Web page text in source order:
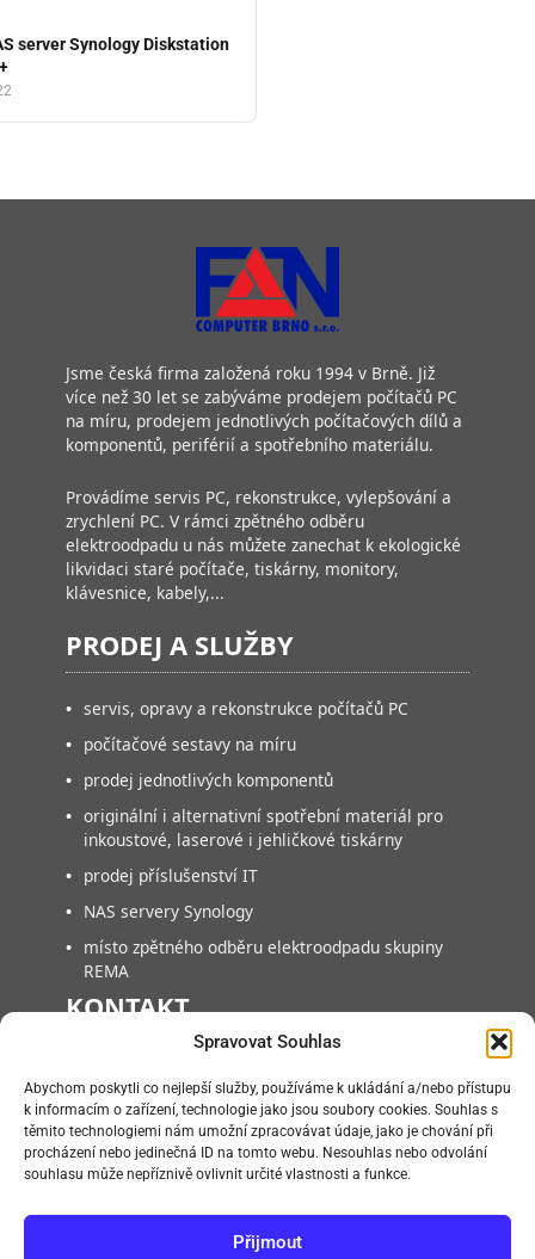
Spravovat Souhlas
Abychom poskytli co nejlepší služby, používáme k ukládání a/nebo přístupu
k informacím o zařízení, technologie jako jsou soubory cookies. Souhlas s
těmito technologiemi nám umožní zpracovávat údaje, jako je chování při
procházení nebo jedinečná ID na tomto webu. Nesouhlas nebo odvolání
souhlasu může nepříznivě ovlivnit určité vlastnosti a funkce.
Přijmout
server Synology Diskstation
Jsme česká firma založená roku 1994 v Brně. Již
více než 30 let se zabýváme prodejem počítačů PC
na míru, prodejem jednotlivých počítačových dílů a
komponentů, periférií a spotřebního materiálu.
Provádíme servis PC, rekonstrukce, vylepšování a
zrychlení PC. V rámci zpětného odběru
elektroodpadu u nás můžete zanechat k ekologické
likvidaci staré počítače, tiskárny, monitory,
klávesnice, kabely,...
PRODEJ A SLUŽBY
• servis, opravy a rekonstrukce počítačů PC
• počítačové sestavy na míru
• prodej jednotlivých komponentů
• originální i alternativní spotřební materiál pro
inkoustové, laserové i jehličkové tiskárny
• prodej příslušenství IT
• NAS servery Synology
• místo zpětného odběru elektroodpadu skupiny
REMA
KONTAKT
Vlárská 953/22, 627 00, Brno-Slatina
+420 545218880
+420 545218881
09:00 – 14:00